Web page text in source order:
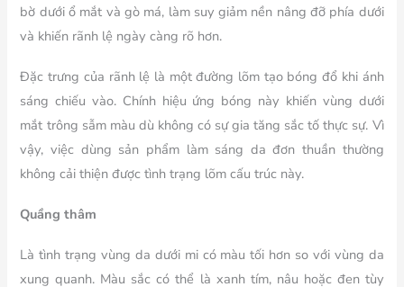
bờ dưới ổ mắt và gò má, làm suy giảm nền nâng đỡ phía dưới
và khiến rãnh lệ ngày càng rõ hơn.
Đặc trưng của rãnh lệ là một đường lõm tạo bóng đổ khi ánh
sáng chiếu vào. Chính hiệu ứng bóng này khiến vùng dưới
mắt trông sẫm màu dù không có sự gia tăng sắc tố thực sự. Vì
vậy, việc dùng sản phẩm làm sáng da đơn thuần thường
không cải thiện được tình trạng lõm cấu trúc này.
Quầng thâm
Là tình trạng vùng da dưới mi có màu tối hơn so với vùng da
xung quanh. Màu sắc có thể là xanh tím, nâu hoặc đen tùy